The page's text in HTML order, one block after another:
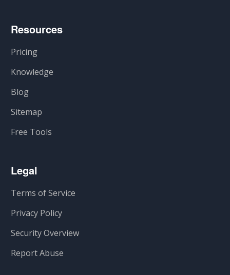
Resources
Pricing
Knowledge
Blog
Sitemap
Free Tools
Legal
Terms of Service
Privacy Policy
Security Overview
Report Abuse